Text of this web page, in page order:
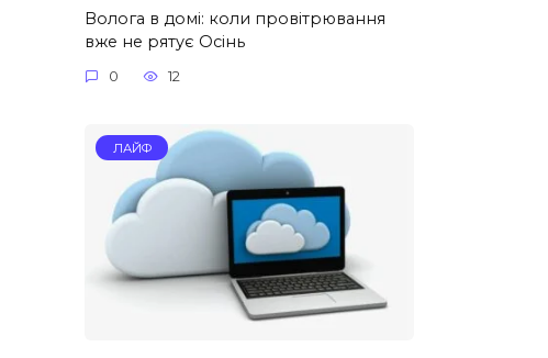
Волога в домі: коли провітрювання
вже не рятує Осінь
0 12
ЛАЙФ